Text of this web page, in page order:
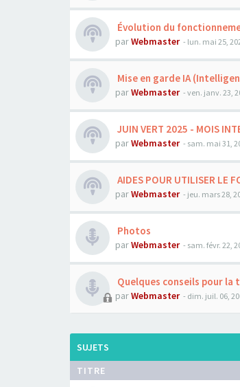
Évolution du
parWebmaster - lun. mai 25,
Mise en garde IA
parWebmaster - ven. janv. 23,
JUIN VERT 2025 - MOIS
parWebmaster - sam. mai 31,
AIDES POUR UTILISER LE
parWebmaster - jeu. mars 28,
Photos
parWebmaster - sam. févr. 22,
Quelques conseils pour la
parWebmaster - dim. juil. 06,
SUJETS
TITRE